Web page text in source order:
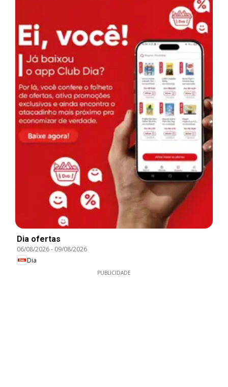
Dia ofertas
06/08/2026- 09/08/2026
Dia
PUBLICIDADE